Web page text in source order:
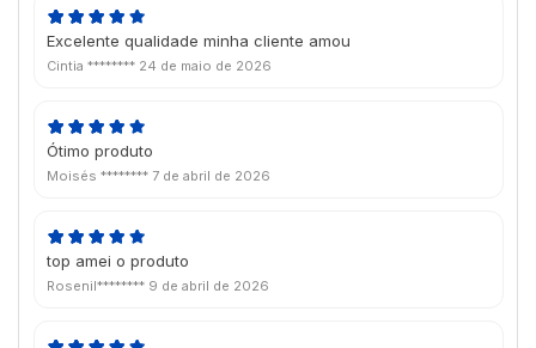
Excelente qualidade minha cliente amou
Cintia ******** 24 de maio de 2026
Ótimo produto
Moisés ******** 7 de abril de 2026
top amei o produto
Rosenil******** 9 de abril de 2026